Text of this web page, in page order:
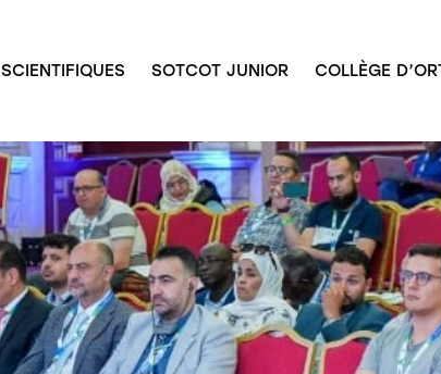
SOTCOT JUNIOR COLLÈGE